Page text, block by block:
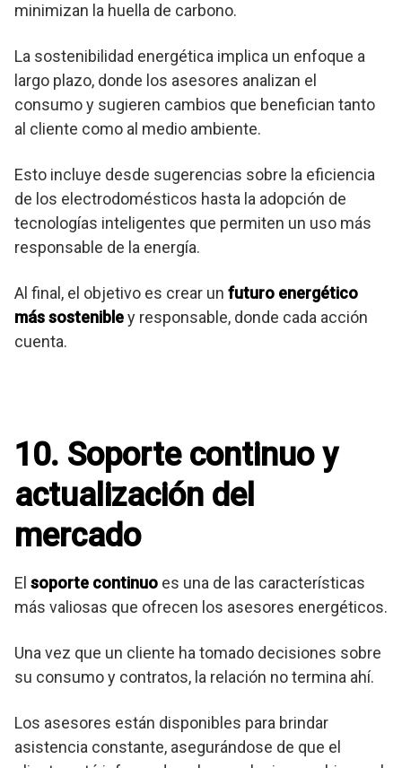
minimizan la huella de carbono.
La sostenibilidad energética implica un enfoque a
largo plazo, donde los asesores analizan el
consumo y sugieren cambios que benefician tanto
al cliente como al medio ambiente.
Esto incluye desde sugerencias sobre la eficiencia
de los electrodomésticos hasta la adopción de
tecnologías inteligentes que permiten un uso más
responsable de la energía.
Al final, el objetivo es crear un futuro energético
más sostenibley responsable, donde cada acción
cuenta.
10. Soporte continuo y
actualización del
mercado
El soporte continuo es una de las características
más valiosas que ofrecen los asesores energéticos.
Una vez que un cliente ha tomado decisiones sobre
su consumo y contratos, la relación no termina ahí.
Los asesores están disponibles para brindar
asistencia constante, asegurándose de que el